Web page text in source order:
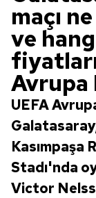
maçı
ve
Avrupa
UEFA
Kasımpaşa
Stadı'nda
Victor